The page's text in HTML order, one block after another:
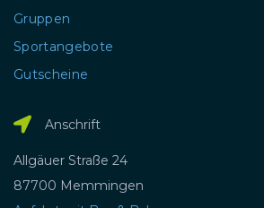
Gruppen
Sportangebote
Gutscheine
Anschrift
Allgäuer Straße 24
87700 Memmingen